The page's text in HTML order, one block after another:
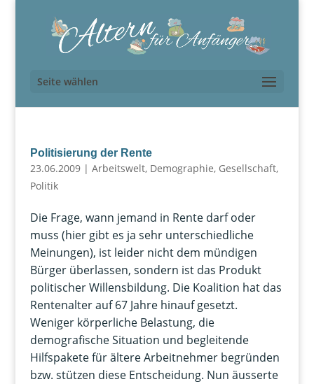
Seite wählen
Politisierung der Rente
23.06.2009| Arbeitswelt, Demographie, Gesellschaft,
Politik
Die Frage, wann jemand in Rente darf oder
muss (hier gibt es ja sehr unterschiedliche
Meinungen), ist leider nicht dem mündigen
Bürger überlassen, sondern ist das Produkt
politischer Willensbildung. Die Koalition hat das
Rentenalter auf 67 Jahre hinauf gesetzt.
Weniger körperliche Belastung, die
demografische Situation und begleitende
Hilfspakete für ältere Arbeitnehmer begründen
bzw. stützen diese Entscheidung. Nun äusserte